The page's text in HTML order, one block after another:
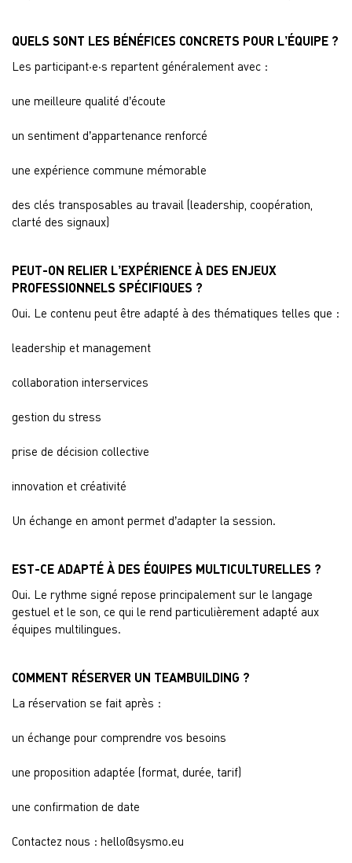
QUELS SONT LES BÉNÉFICES CONCRETS POUR L’ÉQUIPE ?
Les participant·e·s repartent généralement avec :
une meilleure qualité d’écoute
un sentiment d’appartenance renforcé
une expérience commune mémorable
des clés transposables au travail (leadership, coopération,
clarté des signaux)
PEUT-ON RELIER L’EXPÉRIENCE À DES ENJEUX
PROFESSIONNELS SPÉCIFIQUES ?
Oui. Le contenu peut être adapté à des thématiques telles que :
leadership et management
collaboration interservices
gestion du stress
prise de décision collective
innovation et créativité
Un échange en amont permet d’adapter la session.
EST-CE ADAPTÉ À DES ÉQUIPES MULTICULTURELLES ?
Oui. Le rythme signé repose principalement sur le langage
gestuel et le son, ce qui le rend particulièrement adapté aux
équipes multilingues.
COMMENT RÉSERVER UN TEAMBUILDING ?
La réservation se fait après :
un échange pour comprendre vos besoins
une proposition adaptée (format, durée, tarif)
une confirmation de date
Contactez nous : hello@sysmo.eu